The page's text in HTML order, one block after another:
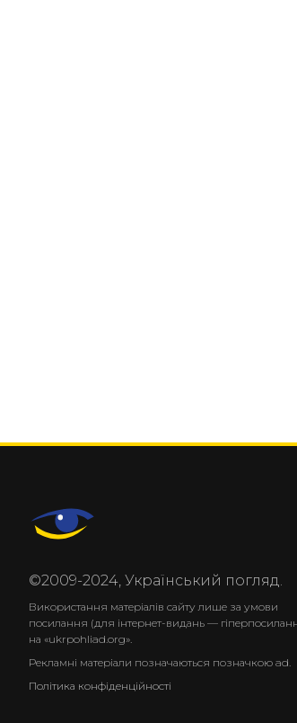
©2009-2024, Український погляд.
Використання матеріалів сайту лише за умови
посилання (для інтернет-видань —
на «ukrpohliad.org».
Рекламні матеріали позначаються позначкою ad.
Політика конфіденційності